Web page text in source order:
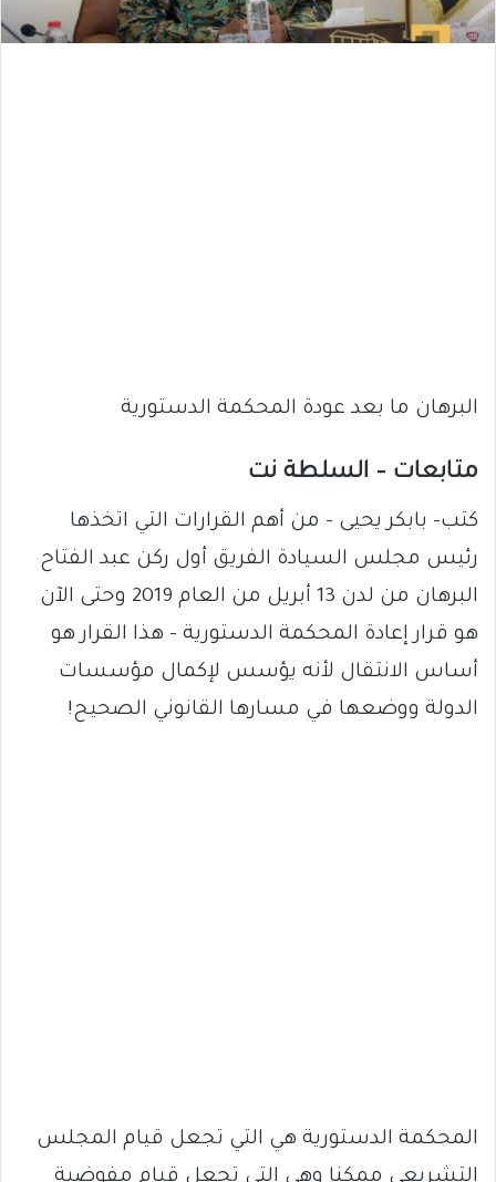
البرهان ما بعد عودة المحكمة الدستورية
متابعات – السلطة نت
كتب- بابكر يحيى – من أهم القرارات التي اتخذها
رئيس مجلس السيادة الفريق أول ركن عبد الفتاح
البرهان من لدن 13 أبريل من العام 2019 وحتى الآن
هو قرار إعادة المحكمة الدستورية – هذا القرار هو
أساس الانتقال لأنه يؤسس لإكمال مؤسسات
الدولة ووضعها في مسارها القانوني الصحيح!
المحكمة الدستورية هي التي تجعل قيام المجلس